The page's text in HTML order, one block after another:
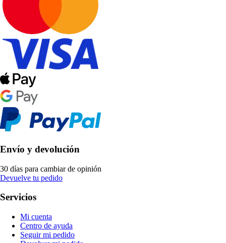
Envío y devolución
30 días para cambiar de opinión
Devuelve tu pedido
Servicios
Mi cuenta
Centro de ayuda
Seguir mi pedido